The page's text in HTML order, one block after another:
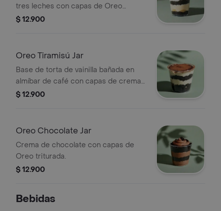
tres leches con capas de Oreo
triturada.
$ 12.900
Oreo Tiramisú Jar
Base de torta de vainilla bañada en
almíbar de café con capas de crema
de tiramisú y Oreo triturada.
$ 12.900
Oreo Chocolate Jar
Crema de chocolate con capas de
Oreo triturada.
$ 12.900
Bebidas